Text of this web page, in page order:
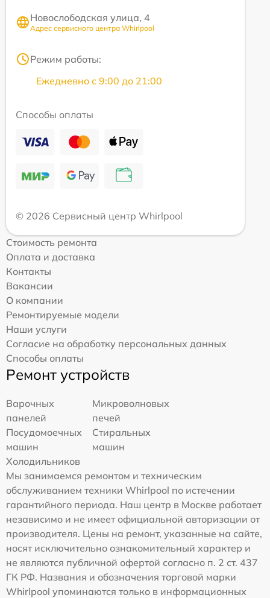
Новослободская улица, 4
Адрес сервисного центра Whirlpool
Режим работы:
Ежедневно с 9:00 до 21:00
Способы оплаты
© 2026 Сервисный центр Whirlpool
Стоимость ремонта
Оплата и доставка
Контакты
Вакансии
О компании
Ремонтируемые модели
Наши услуги
Согласие на обработку персональных данных
Способы оплаты
Ремонт устройств
Варочных
панелей
Микроволновых
печей
Посудомоечных
машин
Стиральных
машин
Холодильников
Мы занимаемся ремонтом и техническим
обслуживанием техники Whirlpool по истечении
гарантийного периода. Наш центр в Москве работает
независимо и не имеет официальной авторизации от
производителя. Цены на ремонт, указанные на сайте,
носят исключительно ознакомительный характер и
не являются публичной офертой согласно п. 2 ст. 437
ГК РФ. Названия и обозначения торговой марки
Whirlpool упоминаются только в информационных